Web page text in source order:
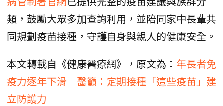
類，鼓勵大眾多加查詢利用，並陪同家中長輩共
同規劃疫苗接種，守護自身與親人的健康安全。
本文轉載自《健康醫療網》，原文為： 年長者免
疫力逐年下滑 醫籲：定期接種「這些疫苗」建
立防護力